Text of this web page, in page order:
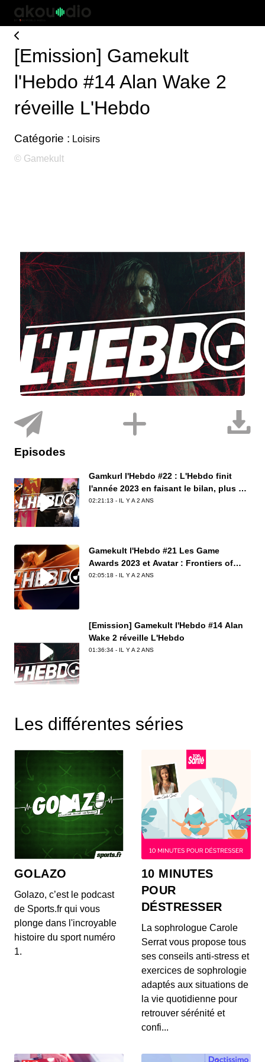
[Emission] Gamekult
l'Hebdo #14 Alan Wake 2
réveille L'Hebdo
Catégorie : Loisirs
© Gamekult
Episodes
Gamkurl l'Hebdo #22 : L'Hebdo finit
l'année 2023 en faisant le bilan, plus ou
moins calmement
02:21:13 - IL Y A 2 ANS
Gamekult l'Hebdo #21 Les Game
Awards 2023 et Avatar : Frontiers of
Pandora
02:05:18 - IL Y A 2 ANS
[Emission] Gamekult l'Hebdo #14 Alan
Wake 2 réveille L'Hebdo
01:36:34 - IL Y A 2 ANS
juin
01:53:08 - IL Y A 3 ANS
Les différentes séries
GOLAZO
Golazo, c’est le podcast
de Sports.fr qui vous
plonge dans l'incroyable
histoire du sport numéro
1.
10 MINUTES
POUR
DÉSTRESSER
La sophrologue Carole
Serrat vous propose tous
ses conseils anti-stress et
exercices de sophrologie
adaptés aux situations de
la vie quotidienne pour
retrouver sérénité et
confi...